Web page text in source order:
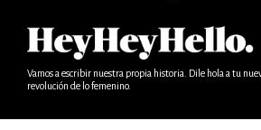
Vamos a escribir nuestra propia historia. Dile hola a tu
revolución de lo femenino.